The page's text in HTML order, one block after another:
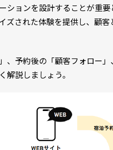
ションを設計することが重
ズされた体験を提供し、顧
、予約後の「顧客フォロー
解説しましょう。